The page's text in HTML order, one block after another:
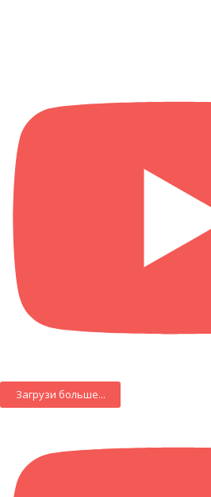
Загрузи больше...